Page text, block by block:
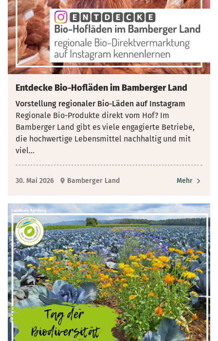
Entdecke Bio-Hofläden im Bamberger Land
Vorstellung regionaler Bio-Läden auf Instagram
Regionale Bio-Produkte direkt vom Hof? Im
Bamberger Land gibt es viele engagierte Betriebe,
die hochwertige Lebensmittel nachhaltig und mit
viel...
30. Mai 2026 Bamberger Land Mehr